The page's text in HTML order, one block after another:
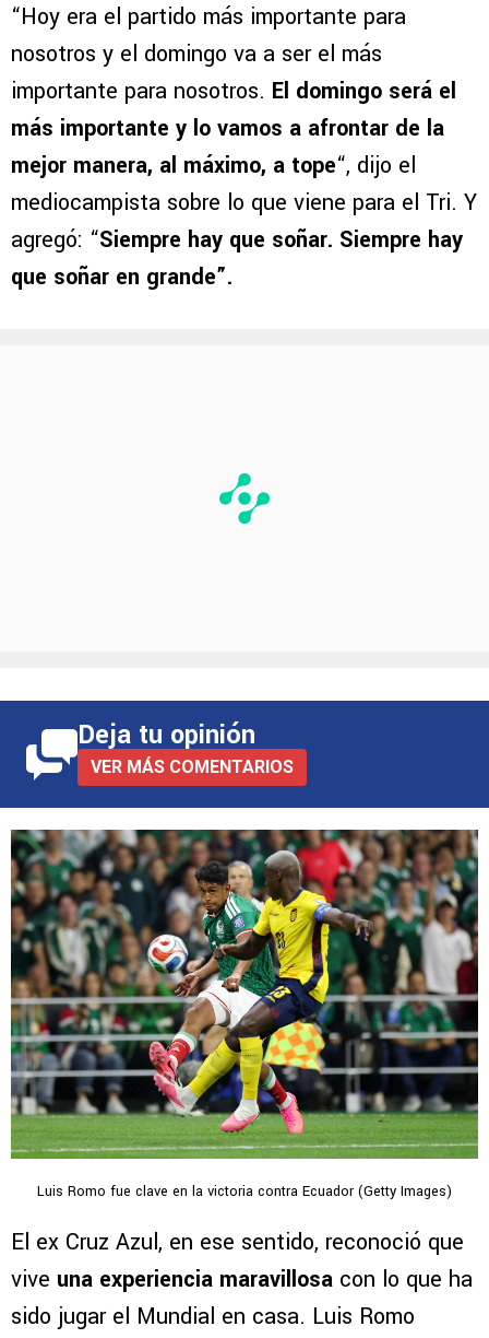
“Hoy era el partido más importante para
nosotros y el domingo va a ser el más
importante para nosotros. El domingo será el
más importante y lo vamos a afrontar de la
mejor manera, al máximo, a tope“, dijo el
mediocampista sobre lo que viene para el Tri. Y
agregó: “Siempre hay que soñar. Siempre hay
que soñar en grande”.
Deja tu opinión
VER MÁS COMENTARIOS
Luis Romo fue clave en la victoria contra Ecuador (Getty Images)
El ex Cruz Azul, en ese sentido, reconoció que
vive una experiencia maravillosa con lo que ha
sido jugar el Mundial en casa. Luis Romo